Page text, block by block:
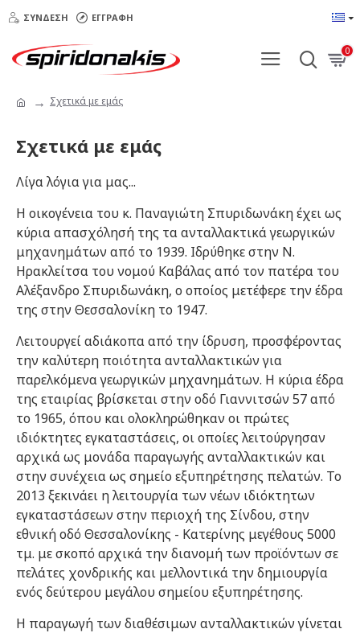
ΣΎΝΔΕΣΗ ΕΓΓΡΑΦΉ
0
Σχετικά με εμάς
Σχετικά με εμάς
Λίγα λόγια για μας...
Η οικογένεια του κ. Παναγιώτη Σπυριδωνάκη έχει ως
κύρια απασχόλησή της τα ανταλλακτικά γεωργικών
μηχανημάτων από το 1939. Ιδρύθηκε στην Ν.
Ηρακλείτσα του νομού Καβάλας από τον πατέρα του
Αλέξανδρο Σπυριδωνάκη, ο οποίος μετέφερε την έδρα
της στην Θεσσαλονίκη το 1947.
Λειτουργεί αδιάκοπα από την ίδρυση, προσφέροντας
την καλύτερη ποιότητα ανταλλακτικών για
παρελκόμενα γεωργικών μηχανημάτων. Η κύρια έδρα
της εταιρίας βρίσκεται στην οδό Γιαννιτσών 57 από
το 1965, όπου και ολοκληρώθηκαν οι πρώτες
ιδιόκτητες εγκαταστάσεις, οι οποίες λειτούργησαν
αρχικά ως μονάδα παραγωγής ανταλλακτικών και
στην συνέχεια ως σημείο εξυπηρέτησης πελατών. Το
2013 ξεκινάει η λειτουργία των νέων ιδιόκτητων
εγκαταστάσεων στην περιοχή της Σίνδου, στην
εθνική οδό Θεσσαλονίκης - Κατερίνης μεγέθους 5000
τμ. με σκοπό αρχικά την διανομή των προϊόντων σε
πελάτες χονδρικής και μελλοντικά την δημιουργία
ενός δεύτερου μεγάλου σημείου εξυπηρέτησης.
Η παραγωγή των διαθέσιμων ανταλλακτικών γίνεται